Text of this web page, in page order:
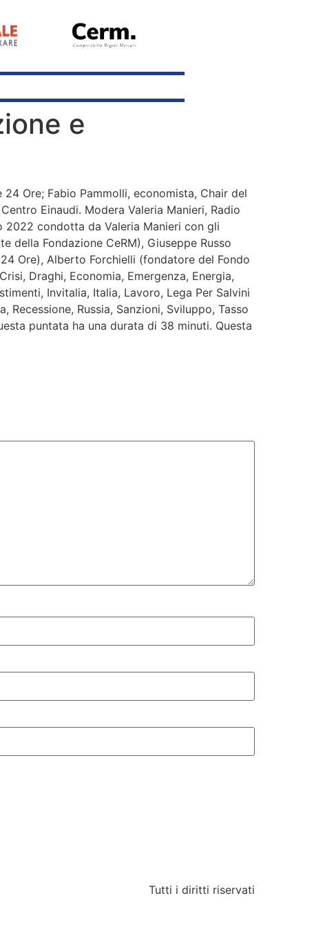
e
Ore; Fabio Pammolli, economista, Chair del
Einaudi. Modera Valeria Manieri, Radio
2022 condotta da Valeria Manieri con gli
della Fondazione CeRM), Giuseppe Russo
Ore), Alberto Forchielli (fondatore del Fondo
Draghi, Economia, Emergenza, Energia,
Invitalia, Italia, Lavoro, Lega Per Salvini
Russia, Sanzioni, Sviluppo, Tasso
puntata ha una durata di 38 minuti. Questa
Tutti i diritti riservati